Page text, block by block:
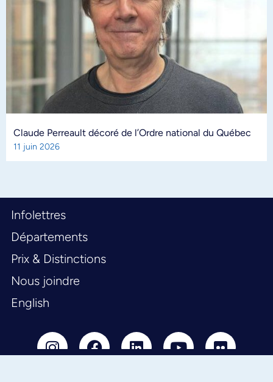
Claude Perreault décoré de l’Ordre national du Québec
11 juin 2026
Infolettres
Départements
Prix & Distinctions
Nous joindre
English